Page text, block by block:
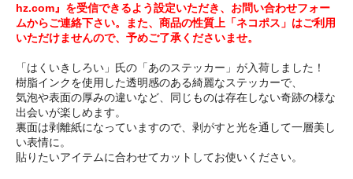
hz.com』を受信できるよう設定いただき、お問い合わせフォー
ムからご連絡下さい。また、商品の性質上「ネコポス」はご利用
いただけませんので、予めご了承くださいませ。
「はくいきしろい」氏の「あのステッカー」が入荷しました！
樹脂インクを使用した透明感のある綺麗なステッカーで、
気泡や表面の厚みの違いなど、同じものは存在しない奇跡の様な
出会いが楽しめます。
裏面は剥離紙になっていますので、剥がすと光を通して一層美し
い表情に。
貼りたいアイテムに合わせてカットしてお使いください。